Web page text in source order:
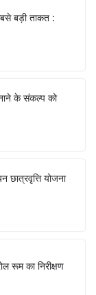
बड़ी ताकत :
के संकल्प को
छात्रवृत्ति योजना
रूम का निरीक्षण